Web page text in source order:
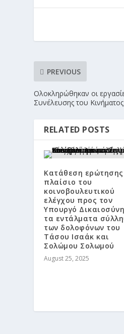
PREVIOUS
Ολοκληρώθηκαν οι
Συνέλευσης του
RELATED POSTS
Κατάθεση
πλαίσιο του
κοινοβουλευτικού
ελέγχου προς τον
Υπουργό
τα εντάλματα
των δολοφόνων του
Τάσου Ισαάκ και
Σολώμου Σολωμού
August 25, 2025